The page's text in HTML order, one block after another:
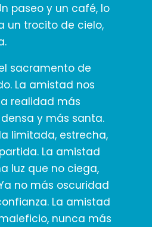
paseo y un café, lo
un trocito de cielo,
sacramento de
La amistad nos
realidad más
y más santa.
limitada, estrecha,
La amistad
luz que no ciega,
no más oscuridad
La amistad
nunca más